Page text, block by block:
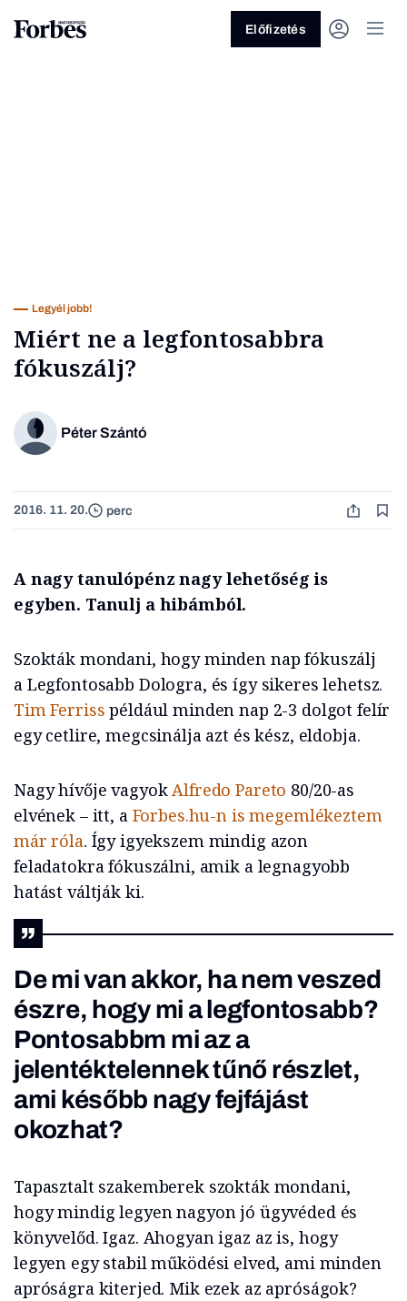
Üzlet
Előfizetés
Legyél jobb!
Miért ne a legfontosabbra
fókuszálj?
Péter Szántó
2016. 11. 20. perc
A nagy tanulópénz nagy lehetőség is
egyben. Tanulj a hibámból.
Szokták mondani, hogy minden nap fókuszálj
a Legfontosabb Dologra, és így sikeres lehetsz.
Tim Ferriss például minden nap 2-3 dolgot felír
egy cetlire, megcsinálja azt és kész, eldobja.
Nagy hívője vagyokAlfredo Pareto 80/20-as
elvének – itt, a Forbes.hu-n is megemlékeztem
már róla. Így igyekszem mindig azon
feladatokra fókuszálni, amik a legnagyobb
hatást váltják ki.
De mi van akkor, ha nem veszed
észre, hogy mi a legfontosabb?
Pontosabbm mi az a
jelentéktelennek tűnő részlet,
ami később nagy fejfájást
okozhat?
Tapasztalt szakemberek szokták mondani,
hogy mindig legyen nagyon jó ügyvéded és
könyvelőd. Igaz. Ahogyan igaz az is, hogy
legyen egy stabil működési elved, ami minden
apróságra kiterjed. Mik ezek az apróságok?